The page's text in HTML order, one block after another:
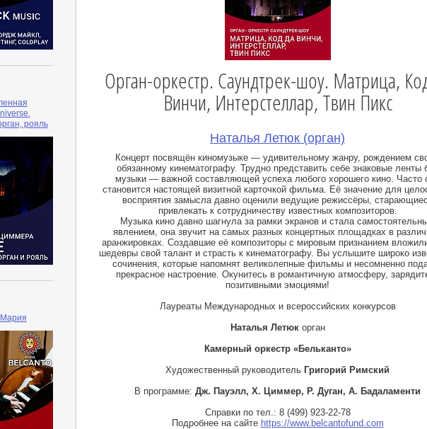
рояль
Мария
Орган-оркестр. Саундтрек-шоу. Матрица,
Винчи, Интерстеллар, Твин Пикс
Наталья Летюк (орган)
Концерт посвящён киномузыке — удивительному жанру, рождением
обязанному кинематографу. Трудно представить себе знаковые ленты
музыки — важной составляющей успеха любого хорошего кино. Часто
становится настоящей визитной карточкой фильма. Её значение для
восприятия замысла давно оценили ведущие режиссёры,
привлекать к сотрудничеству известных композиторов.
Музыка кино давно шагнула за рамки экранов и стала
явлением, она звучит на самых разных концертных площадках в
аранжировках. Создавшие её композиторы с мировым признанием
шедевры свой талант и страсть к кинематографу. Вы услышите широко
сочинения, которые напомнят великолепные фильмы и несомненно
прекрасное настроение. Окунитесь в романтичную атмосферу,
позитивными эмоциями!
Лауреаты Международных и всероссийских конкурсов
Наталья Летюк орган
Камерный оркестр «Бельканто»
Художественный руководитель Григорий Римский
В программе: Дж. Пауэлл, Х. Циммер, Р. Дуган, А. Бадаламенти
Справки по тел.: 8 (499) 923-22-78
Подробнее на сайте https://www.belcantofund.com